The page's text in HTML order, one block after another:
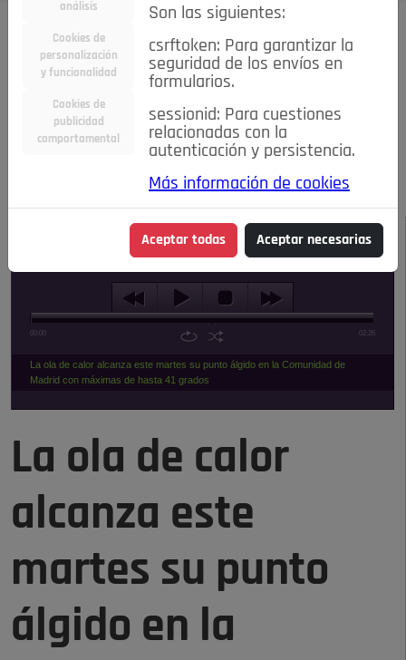
Todas las noticias..
#TePrestoMisOjos Caridad
Ciencia&Tecnología
Economía
Entretenimiento
Estilo de Vida
Internacional
Madrid Opinión IN
Pozuelo de Alarcón
Salud 🔴 En Directo
NOTICIAS
Escucha el audio de esta noticia:
00:00 02:26
La ola de calor alcanza este martes su punto álgido en la Comunidad de
Madrid con máximas de hasta 41 grados
La ola de calor
alcanza este
martes su punto
álgido en la
análisis
Cookies de
personalización
y funcionalidad
Cookies de
publicidad
comportamental
Son las siguientes:
csrftoken: Para garantizar la
seguridad de los envíos en
formularios.
sessionid: Para cuestiones
relacionadas con la
autenticación y persistencia.
Más información de cookies
Aceptar todas Aceptar necesarias